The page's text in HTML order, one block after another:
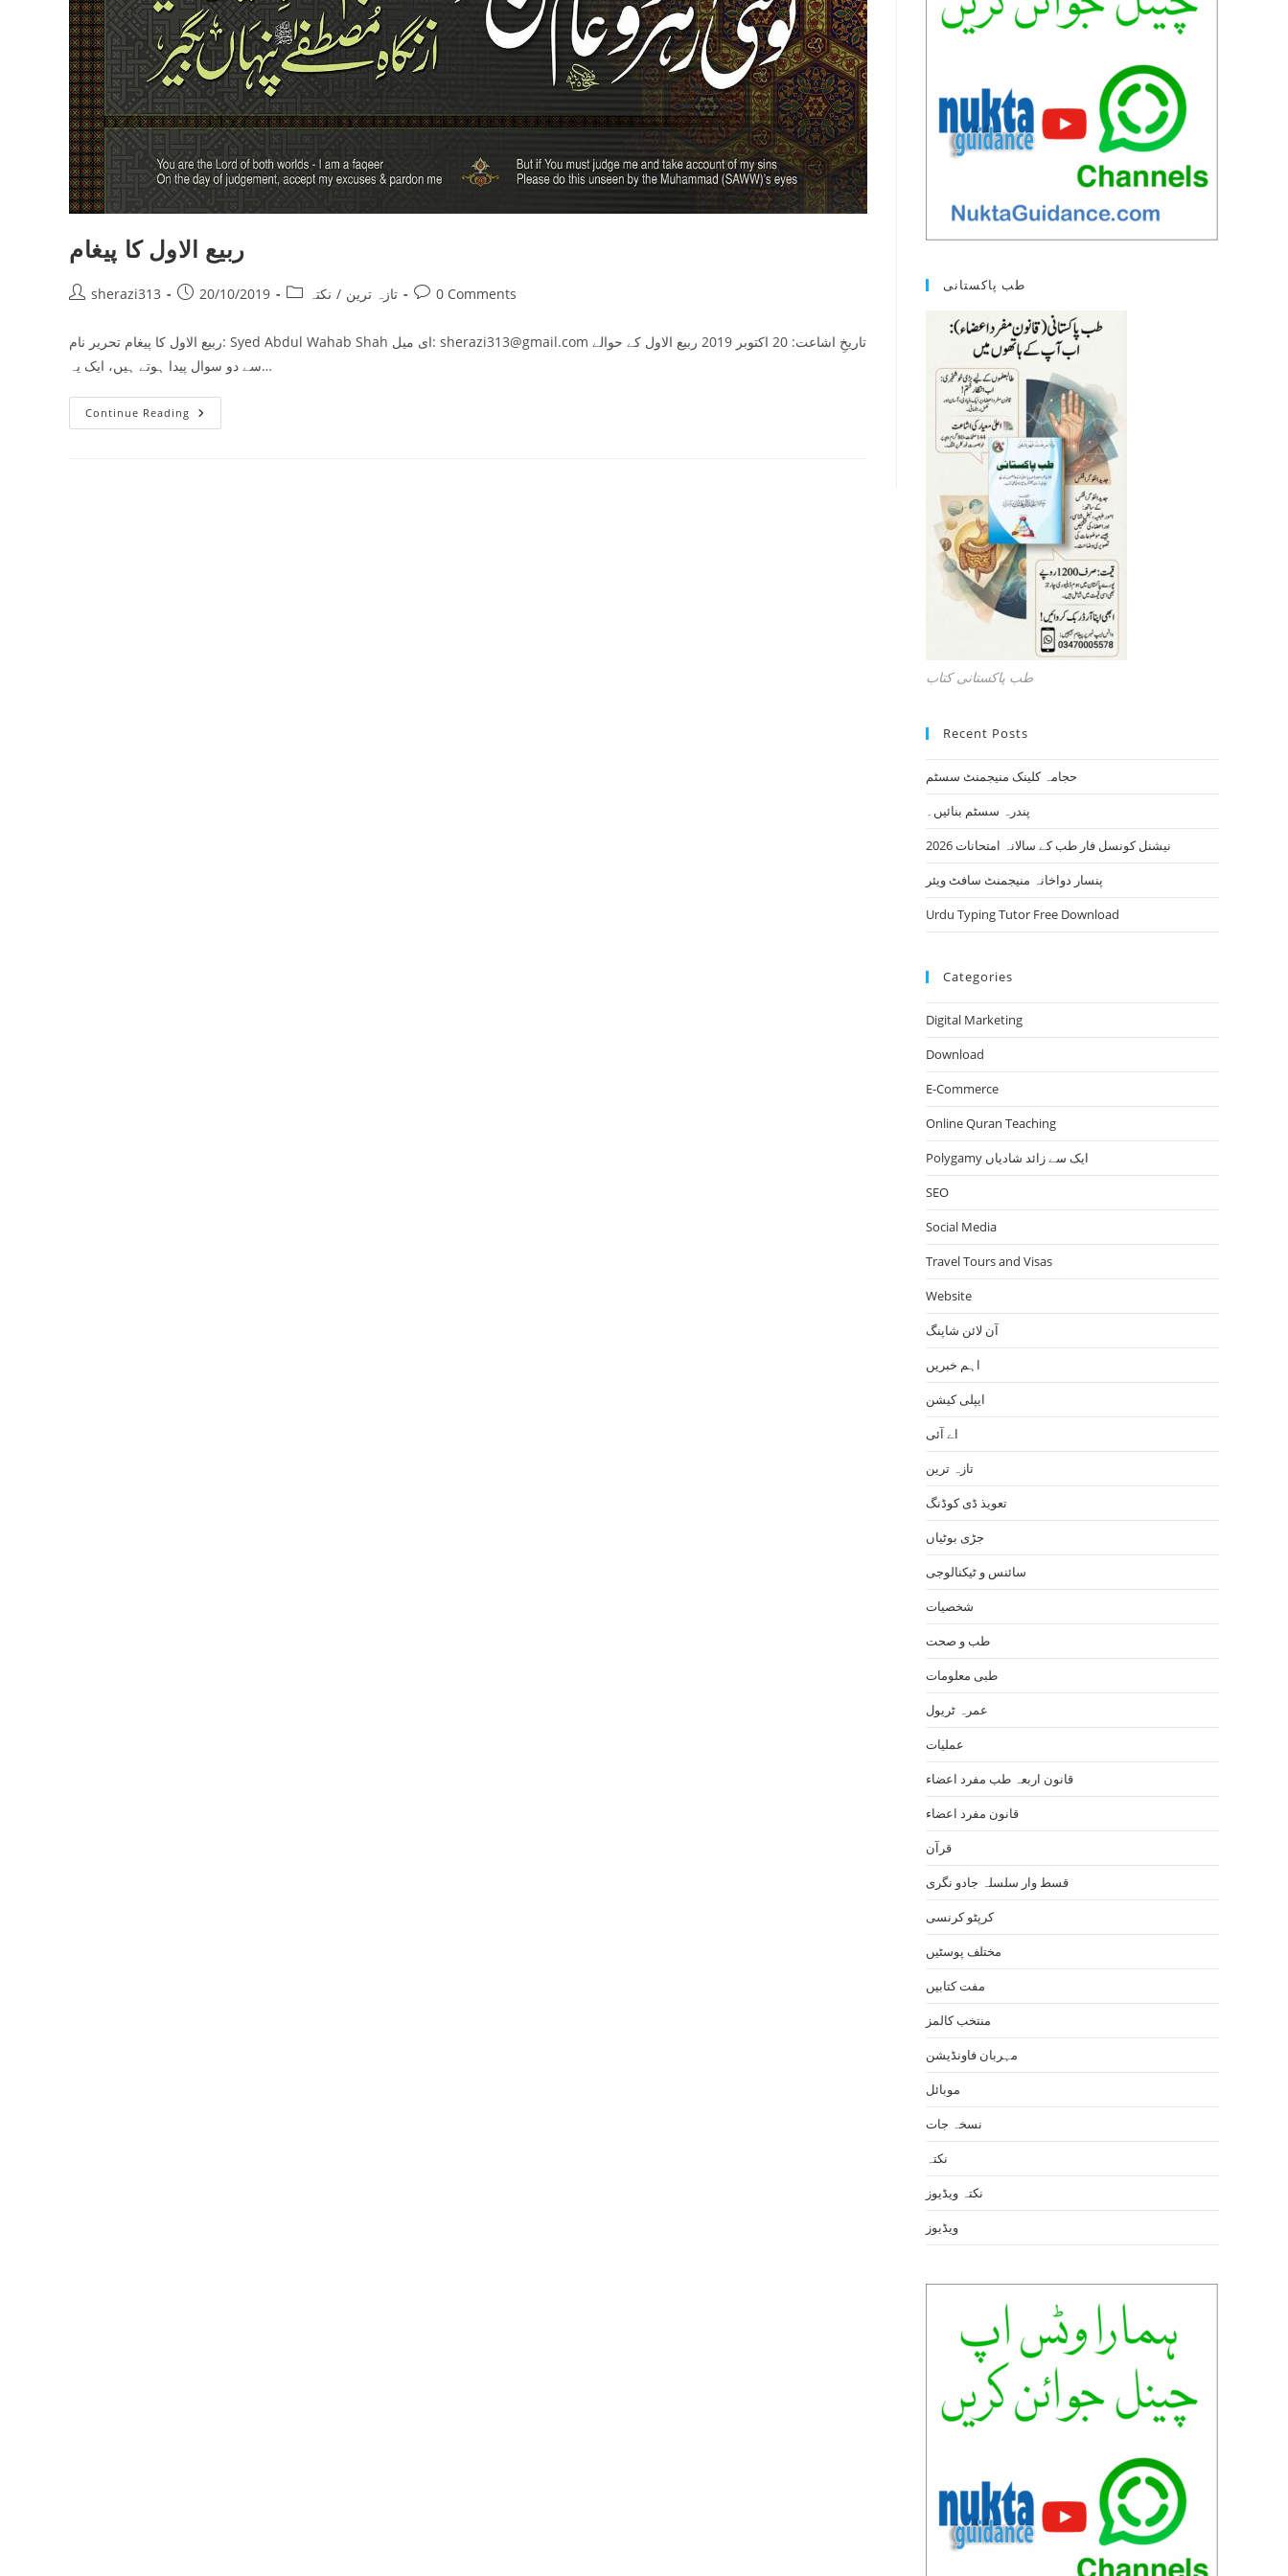
ربیع الاول کا پیغام
Postsherazi313
Post20/10/2019
Post
تازہ ترین / نکتہ
Post0 Comments
ربیع الاول کا پیغام تحریر نام: Syed Abdul Wahab Shah ای میل: sherazi313@gmail.com تاریخِ اشاعت: 20 اکتوبر 2019 ربیع الاول کے حوالے
سے دو سوال پیدا ہوتے ہیں، ایک یہ…
Continue Reading ربیع
الاول
طب پاکستانی
طب پاکستانی کتاب
Recent Posts
حجامہ کلینک منیجمنٹ سسٹم
پندرہ سسٹم بنائیں۔
نیشنل کونسل فار طب کے سالانہ امتحانات 2026
پنسار دواخانہ منیجمنٹ سافٹ ویئر
Urdu Typing Tutor Free Download
Categories
Digital Marketing
Download
E-Commerce
Online Quran Teaching
Polygamy ایک سے زائد شادیاں
SEO
Social Media
Travel Tours and Visas
Website
آن لائن شاپنگ
اہم خبریں
ایپلی کیشن
اے آئی
تازہ ترین
تعویذ ڈی کوڈنگ
جڑی بوٹیاں
سائنس و ٹیکنالوجی
شخصیات
طب و صحت
طبی معلومات
عمرہ ٹریول
عملیات
قانون اربعہ طب مفرد اعضاء
قانون مفرد اعضاء
قرآن
قسط وار سلسلہ جادو نگری
کرپٹو کرنسی
مختلف پوسٹیں
مفت کتابیں
منتخب کالمز
مہربان فاونڈیشن
موبائل
نسخہ جات
نکتہ
نکتہ ویڈیوز
ویڈیوز